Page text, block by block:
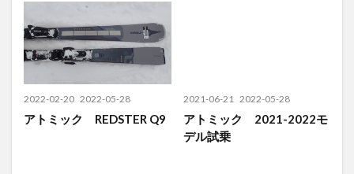
2022-02-20 2022-05-28
アトミック REDSTER Q9
2021-06-21 2022-05-28
アトミック 2021-2022モ
デル試乗